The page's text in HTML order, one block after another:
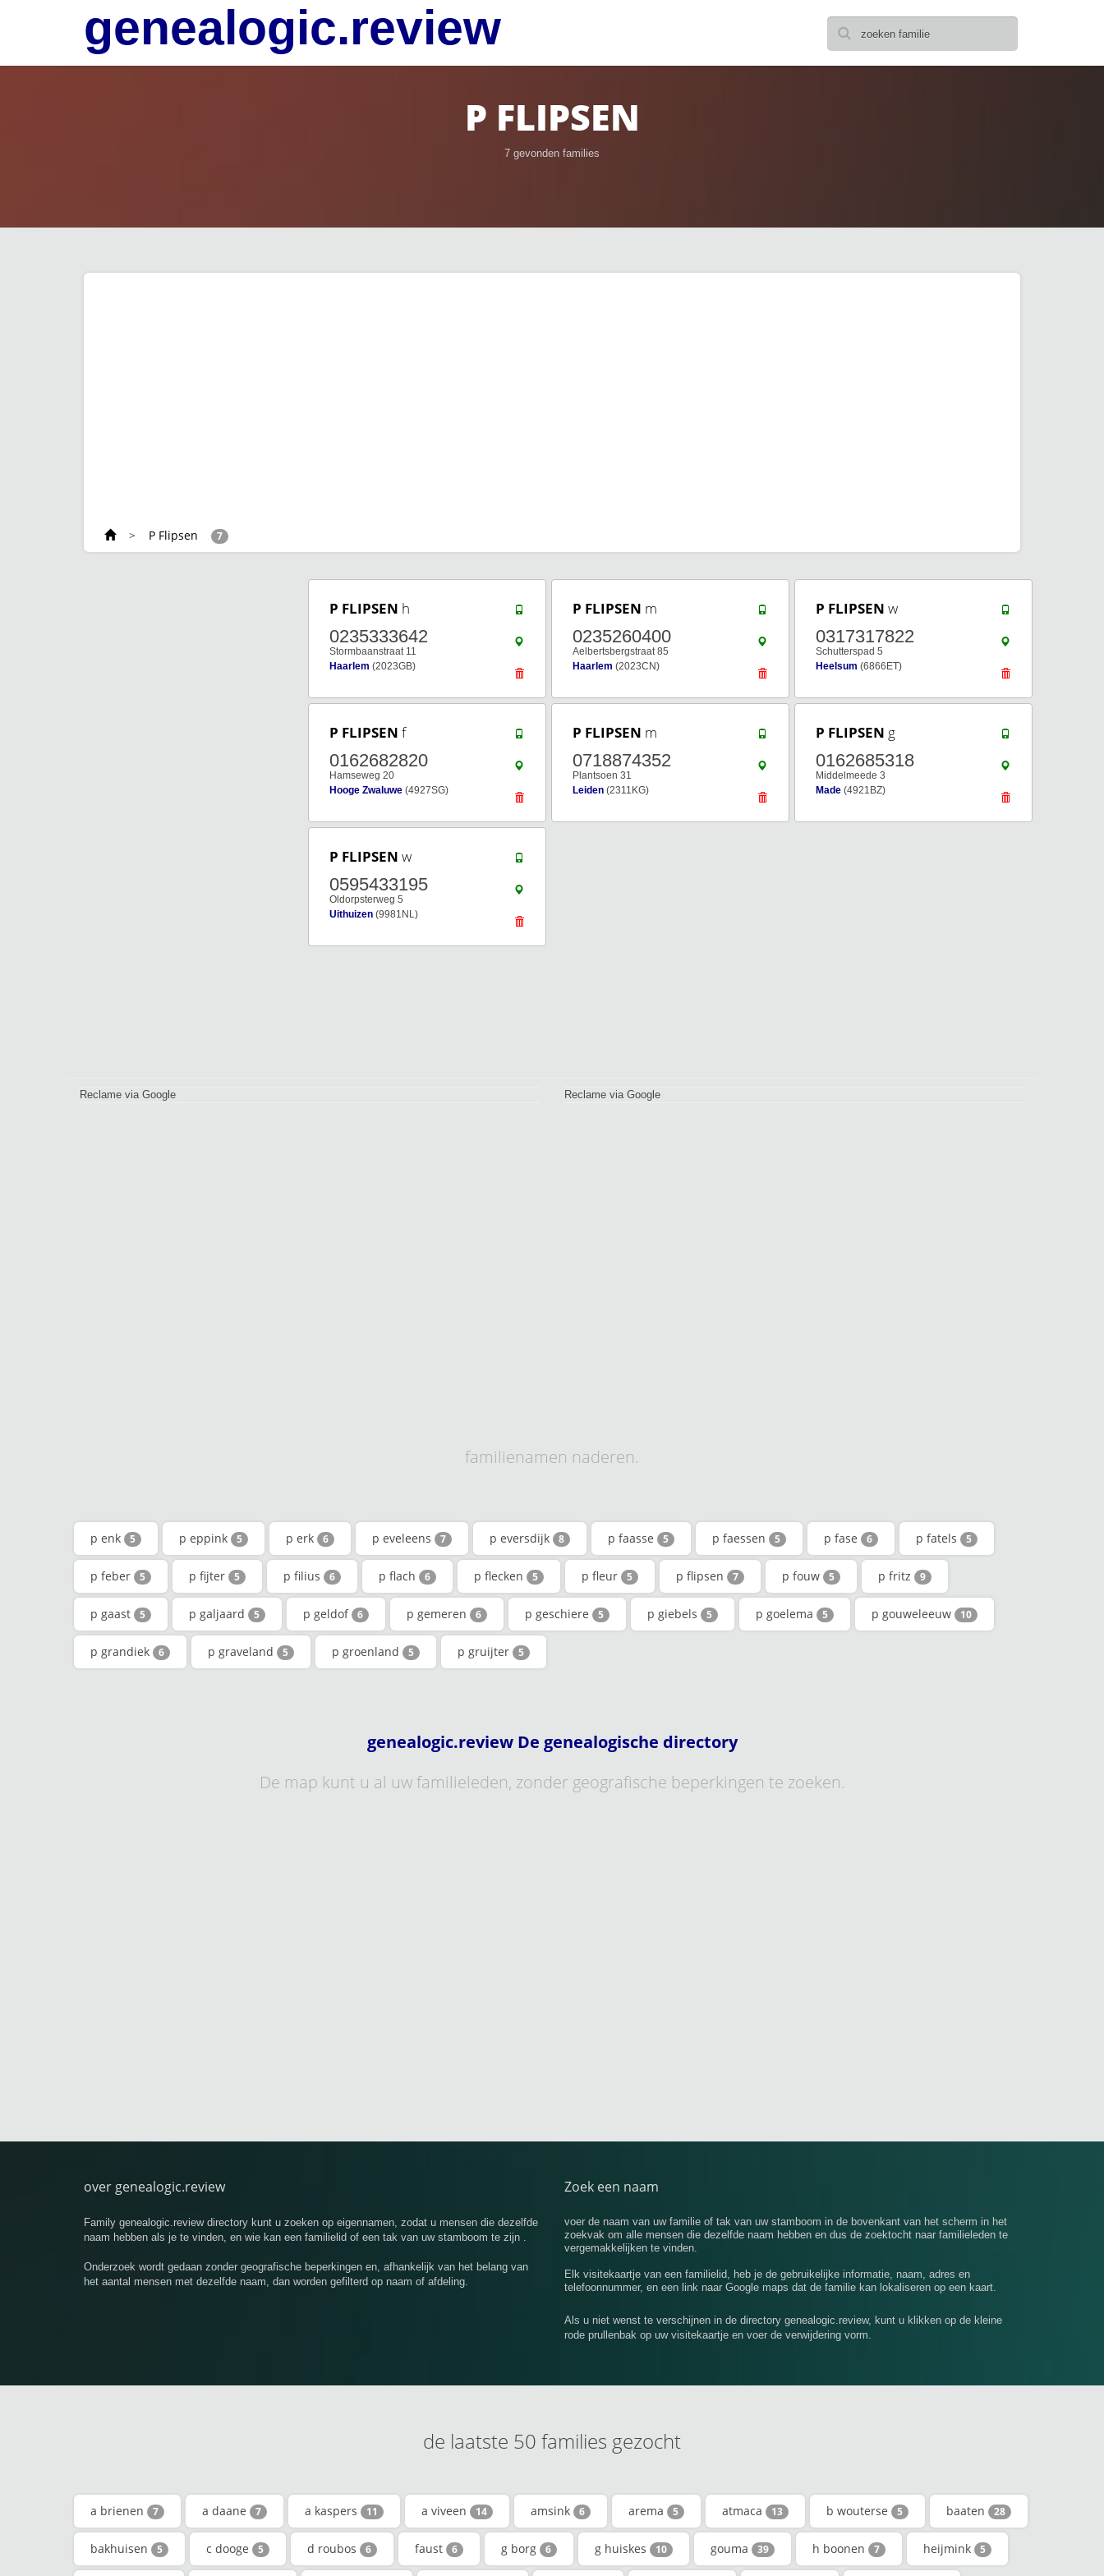
genealogic.review
P FLIPSEN
7 gevonden families
> P Flipsen 7
P FLIPSEN h
0235333642
Stormbaanstraat 11
Haarlem (2023GB)
P FLIPSEN m
0235260400
Aelbertsbergstraat 85
Haarlem (2023CN)
P FLIPSEN w
0317317822
Schutterspad 5
Heelsum (6866ET)
P FLIPSEN f
0162682820
Hamseweg 20
Hooge Zwaluwe (4927SG)
P FLIPSEN m
0718874352
Plantsoen 31
Leiden (2311KG)
P FLIPSEN g
0162685318
Middelmeede 3
Made (4921BZ)
P FLIPSEN w
0595433195
Oldorpsterweg 5
Uithuizen (9981NL)
Reclame via Google Reclame via Google
familienamen naderen.
p enk 5 p eppink 5 p erk 6 p eveleens 7 p eversdijk 8 p faasse 5 p faessen 5 p fase 6 p fatels 5
p feber 5 p fijter 5 p filius 6 p flach 6 p flecken 5 p fleur 5 p flipsen 7 p fouw 5 p fritz 9
p gaast 5 p galjaard 5 p geldof 6 p gemeren 6 p geschiere 5 p giebels 5 p goelema 5 p gouweleeuw 10
p grandiek 6 p graveland 5 p groenland 5 p gruijter 5
genealogic.review De genealogische directory
De map kunt u al uw familieleden, zonder geografische beperkingen te zoeken.
over genealogic.review
Family genealogic.review directory kunt u zoeken op eigennamen, zodat u mensen die dezelfde
naam hebben als je te vinden, en wie kan een familielid of een tak van uw stamboom te zijn .
Onderzoek wordt gedaan zonder geografische beperkingen en, afhankelijk van het belang van
het aantal mensen met dezelfde naam, dan worden gefilterd op naam of afdeling.
Zoek een naam
voer de naam van uw familie of tak van uw stamboom in de bovenkant van het scherm in het
zoekvak om alle mensen die dezelfde naam hebben en dus de zoektocht naar familieleden te
vergemakkelijken te vinden.
Elk visitekaartje van een familielid, heb je de gebruikelijke informatie, naam, adres en
telefoonnummer, en een link naar Google maps dat de familie kan lokaliseren op een kaart.
Als u niet wenst te verschijnen in de directory genealogic.review, kunt u klikken op de kleine
rode prullenbak op uw visitekaartje en voer de verwijdering vorm.
de laatste 50 families gezocht
a brienen 7 a daane 7 a kaspers 11 a viveen 14 amsink 6 arema 5 atmaca 13 b wouterse 5 baaten 28
bakhuisen 5 c dooge 5 d roubos 6 faust 6 g borg 6 g huiskes 10 gouma 39 h boonen 7 heijmink 5